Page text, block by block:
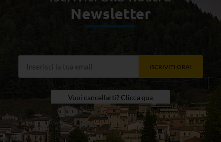
Newsletter
ISCRIVITI ORA!
Vuoi cancellarti? Clicca qua